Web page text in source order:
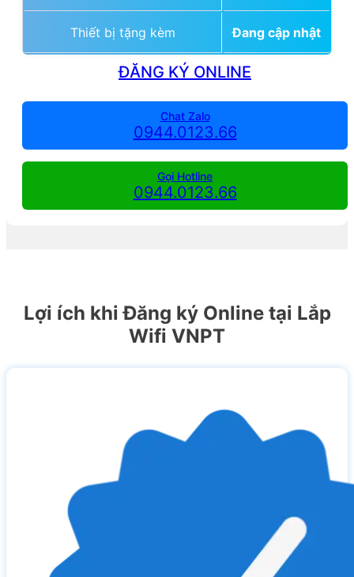
Thiết bị tặng kèm Đang cập nhật
ĐĂNG KÝ ONLINE
Chat Zalo
0944.0123.66
Gọi Hotline
0944.0123.66
Lợi ích khi Đăng ký Online tại Lắp
Wifi VNPT